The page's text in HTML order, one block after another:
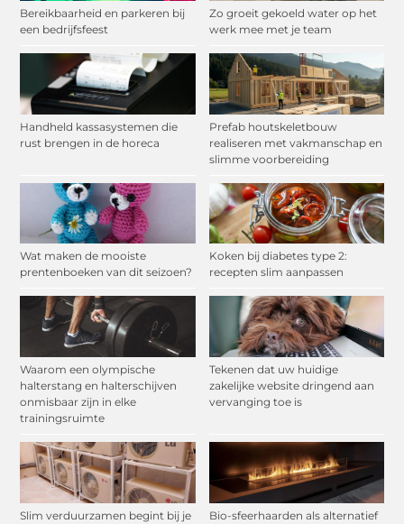
Bereikbaarheid en parkeren bij
een bedrijfsfeest
Zo groeit gekoeld water op het
werk mee met je team
Handheld kassasystemen die
rust brengen in de horeca
Prefab houtskeletbouw
realiseren met vakmanschap en
slimme voorbereiding
Wat maken de mooiste
prentenboeken van dit seizoen?
Koken bij diabetes type 2:
recepten slim aanpassen
Waarom een olympische
halterstang en halterschijven
onmisbaar zijn in elke
trainingsruimte
Tekenen dat uw huidige
zakelijke website dringend aan
vervanging toe is
Slim verduurzamen begint bij je
Bio-sfeerhaarden als alternatief